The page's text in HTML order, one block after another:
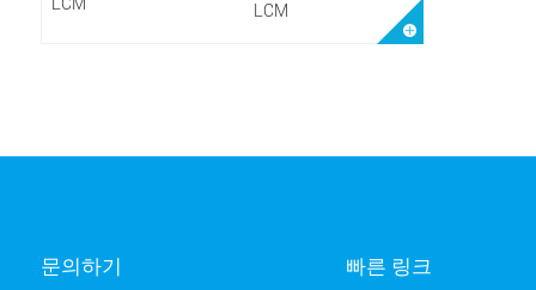
LCM
문의하기 빠른 링크